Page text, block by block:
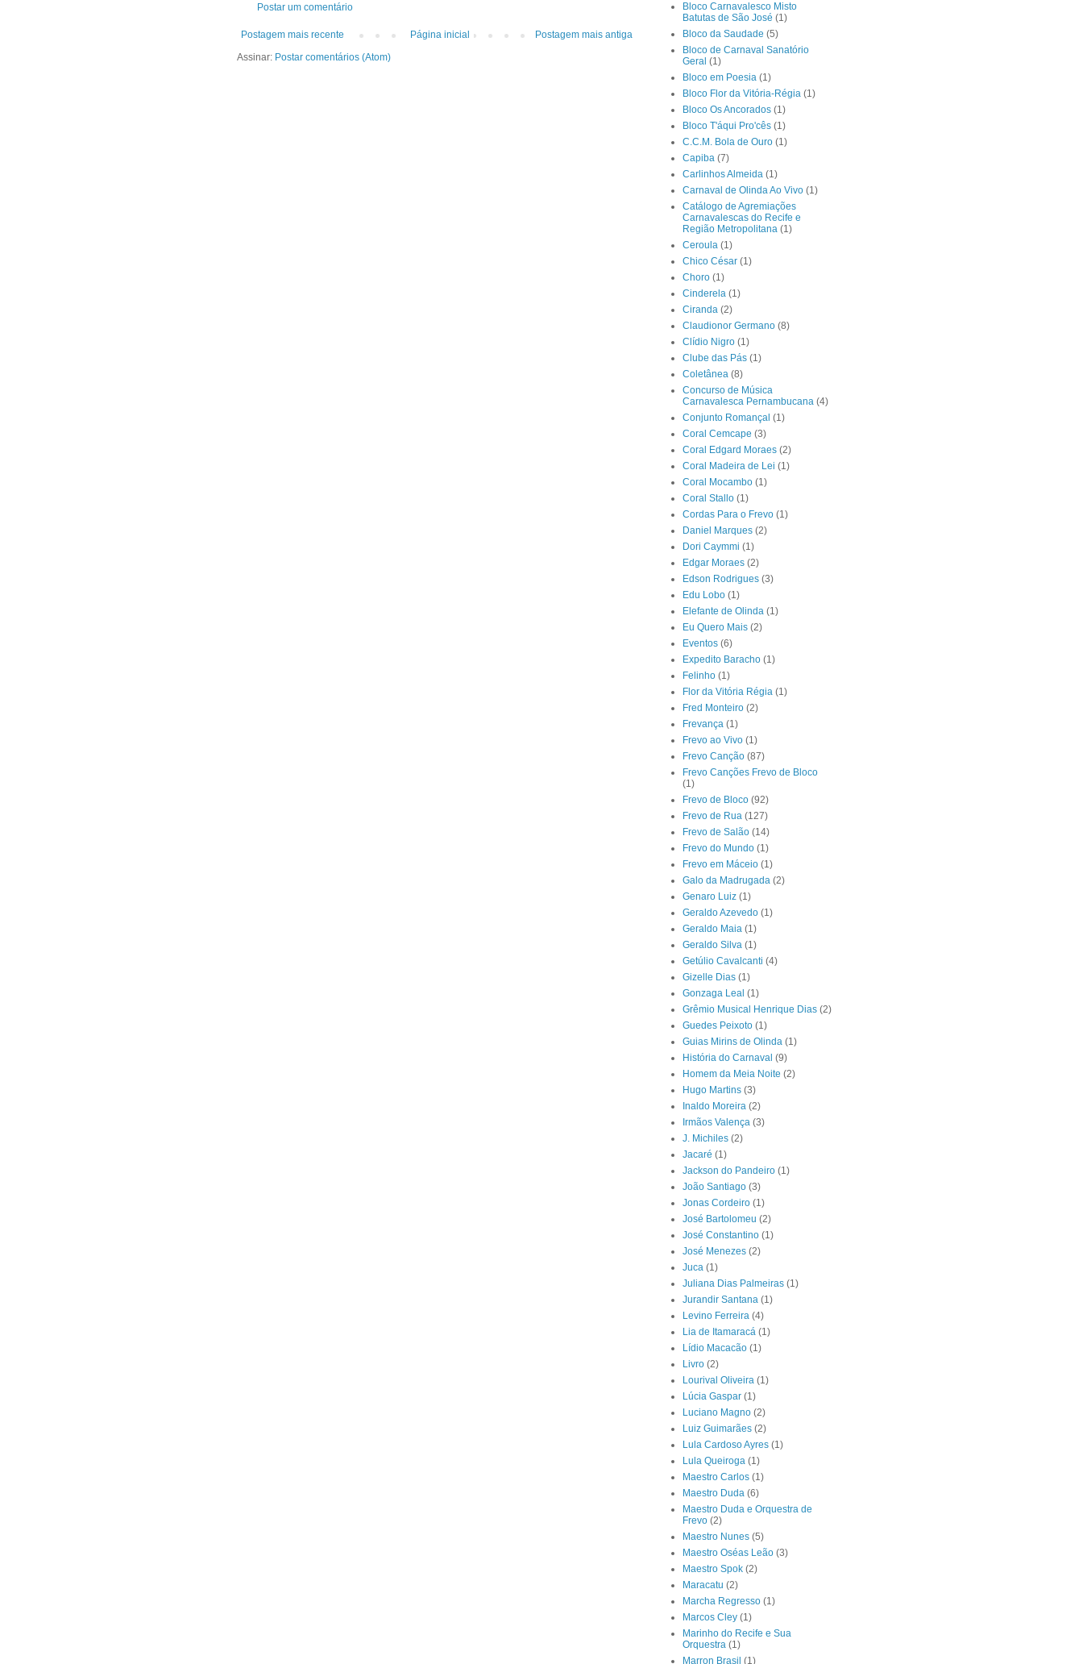
Postar um comentário
Postagem mais recente Postagem mais antiga
Página inicial
Assinar: Postar comentários (Atom)
Bloco Carnavalesco Misto
Batutas de São José (1)
Bloco da Saudade (5)
Bloco de Carnaval Sanatório
Geral (1)
Bloco em Poesia (1)
Bloco Flor da Vitória-Régia (1)
Bloco Os Ancorados (1)
Bloco T'áqui Pro'cês (1)
C.C.M. Bola de Ouro (1)
Capiba (7)
Carlinhos Almeida (1)
Carnaval de Olinda Ao Vivo (1)
Catálogo de Agremiações
Carnavalescas do Recife e
Região Metropolitana (1)
Ceroula (1)
Chico César (1)
Choro (1)
Cinderela (1)
Ciranda (2)
Claudionor Germano (8)
Clídio Nigro (1)
Clube das Pás (1)
Coletânea (8)
Concurso de Música
Carnavalesca Pernambucana (4)
Conjunto Romançal (1)
Coral Cemcape (3)
Coral Edgard Moraes (2)
Coral Madeira de Lei (1)
Coral Mocambo (1)
Coral Stallo (1)
Cordas Para o Frevo (1)
Daniel Marques (2)
Dori Caymmi (1)
Edgar Moraes (2)
Edson Rodrigues (3)
Edu Lobo (1)
Elefante de Olinda (1)
Eu Quero Mais (2)
Eventos (6)
Expedito Baracho (1)
Felinho (1)
Flor da Vitória Régia (1)
Fred Monteiro (2)
Frevança (1)
Frevo ao Vivo (1)
Frevo Canção (87)
Frevo Canções Frevo de Bloco
(1)
Frevo de Bloco (92)
Frevo de Rua (127)
Frevo de Salão (14)
Frevo do Mundo (1)
Frevo em Máceio (1)
Galo da Madrugada (2)
Genaro Luiz (1)
Geraldo Azevedo (1)
Geraldo Maia (1)
Geraldo Silva (1)
Getúlio Cavalcanti (4)
Gizelle Dias (1)
Gonzaga Leal (1)
Grêmio Musical Henrique Dias (2)
Guedes Peixoto (1)
Guias Mirins de Olinda (1)
História do Carnaval (9)
Homem da Meia Noite (2)
Hugo Martins (3)
Inaldo Moreira (2)
Irmãos Valença (3)
J. Michiles (2)
Jacaré (1)
Jackson do Pandeiro (1)
João Santiago (3)
Jonas Cordeiro (1)
José Bartolomeu (2)
José Constantino (1)
José Menezes (2)
Juca (1)
Juliana Dias Palmeiras (1)
Jurandir Santana (1)
Levino Ferreira (4)
Lia de Itamaracá (1)
Lídio Macacão (1)
Livro (2)
Lourival Oliveira (1)
Lúcia Gaspar (1)
Luciano Magno (2)
Luiz Guimarães (2)
Lula Cardoso Ayres (1)
Lula Queiroga (1)
Maestro Carlos (1)
Maestro Duda (6)
Maestro Duda e Orquestra de
Frevo (2)
Maestro Nunes (5)
Maestro Oséas Leão (3)
Maestro Spok (2)
Maracatu (2)
Marcha Regresso (1)
Marcos Cley (1)
Marinho do Recife e Sua
Orquestra (1)
Marron Brasil (1)